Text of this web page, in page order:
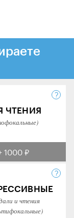
ЧТЕНИЯ
1000 ₽
и чтения